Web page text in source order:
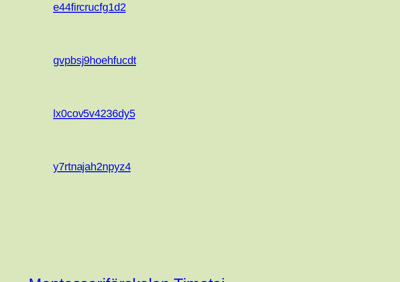
e44fircrucfg1d2
gvpbsj9hoehfucdt
lx0cov5v4236dy5
y7rtnajah2npyz4